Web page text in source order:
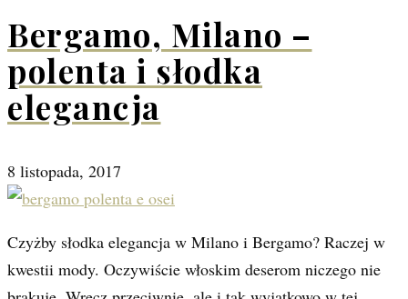
Bergamo, Milano –
polenta i słodka
elegancja
8 listopada, 2017
Czyżby słodka elegancja w Milano i Bergamo? Raczej w
kwestii mody. Oczywiście włoskim deserom niczego nie